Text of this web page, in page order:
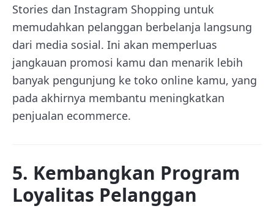
Stories dan Instagram Shopping untuk
memudahkan pelanggan berbelanja langsung
dari media sosial. Ini akan memperluas
jangkauan promosi kamu dan menarik lebih
banyak pengunjung ke toko online kamu, yang
pada akhirnya membantu meningkatkan
penjualan ecommerce.
5. Kembangkan Program
Loyalitas Pelanggan